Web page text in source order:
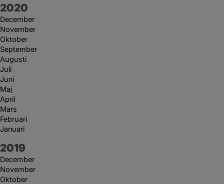
År:
2020
December
November
Oktober
September
Augusti
Juli
Juni
Maj
April
Mars
Februari
Januari
År:
2019
December
November
Oktober